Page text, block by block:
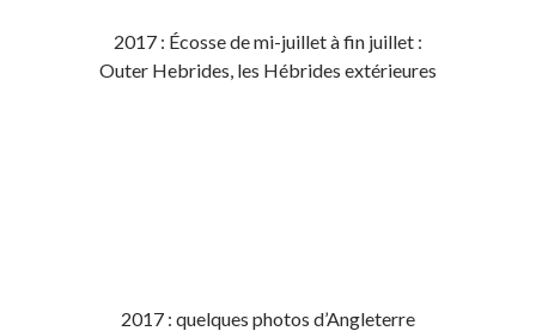
2017 : Écosse de mi-juillet à fin juillet :
Outer Hebrides, les Hébrides extérieures
2017 : quelques photos d’Angleterre